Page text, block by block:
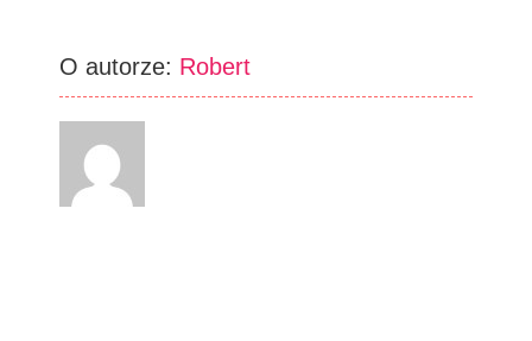
O autorze: Robert